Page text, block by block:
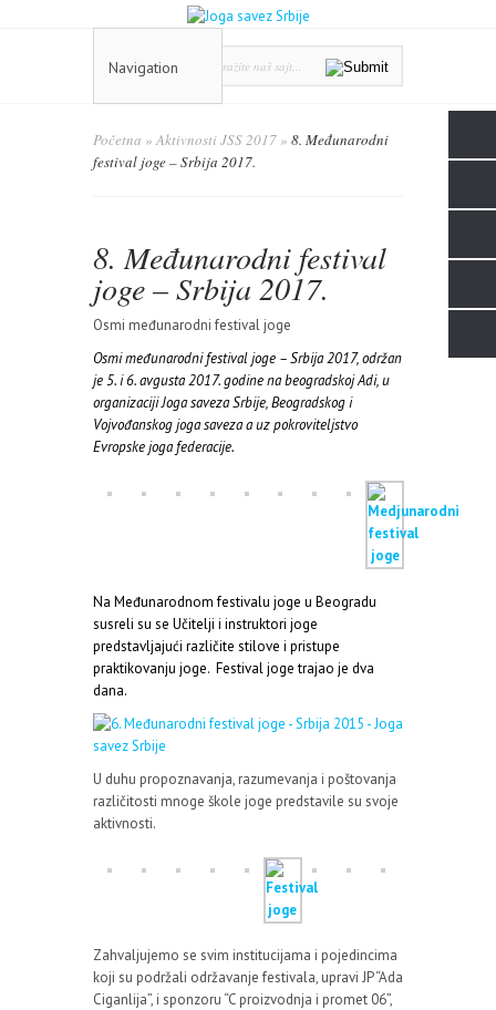
Navigation
Početna » Aktivnosti JSS 2017» 8. Međunarodni
festival joge – Srbija 2017.
8. Međunarodni festival
joge – Srbija 2017.
Osmi međunarodni festival joge
Osmi međunarodni festival joge – Srbija 2017, održan
je 5. i 6. avgusta 2017. godine na beogradskoj Adi, u
organizaciji Joga saveza Srbije, Beogradskog i
Vojvođanskog joga saveza a uz pokroviteljstvo
Evropske joga federacije.
Na Međunarodnom festivalu joge u Beogradu
susreli su se Učitelji i instruktori joge
predstavljajući različite stilove i pristupe
praktikovanju joge. Festival joge trajao je dva
dana.
U duhu propoznavanja, razumevanja i poštovanja
različitosti mnoge škole joge predstavile su svoje
aktivnosti.
Zahvaljujemo se svim institucijama i pojedincima
koji su podržali održavanje festivala, upravi JP “Ada
Ciganlija”, i sponzoru “C proizvodnja i promet 06”,